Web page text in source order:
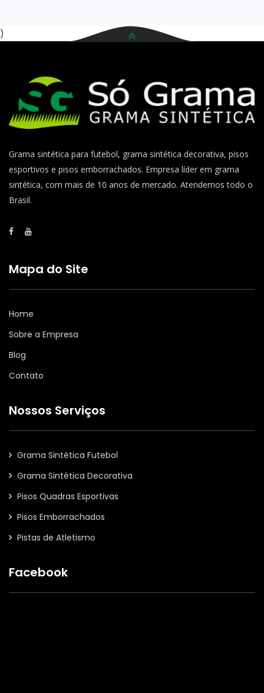
)
Grama sintética para futebol, grama sintética decorativa, pisos
esportivos e pisos emborrachados. Empresa líder em grama
sintética, com mais de 10 anos de mercado. Atendemos todo o
Brasil.
Mapa do Site
Home
Sobre a Empresa
Blog
Contato
Nossos Serviços
Grama Sintética Futebol
Grama Sintética Decorativa
Pisos Quadras Esportivas
Pisos Emborrachados
Pistas de Atletismo
Facebook